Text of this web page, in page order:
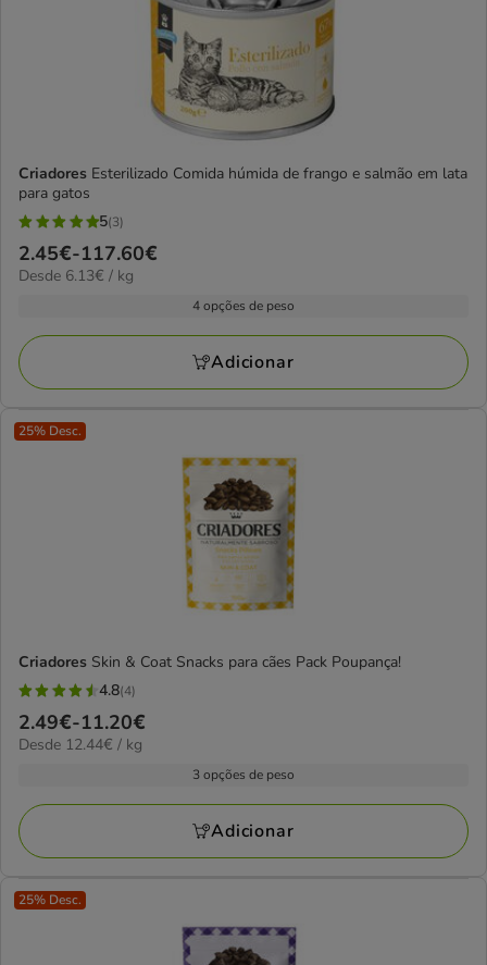
Criadores Esterilizado Comida húmida de frango e salmão em lata
para gatos
5
estrelas
com
avaliações
5(3)
Preço
de
117.60€
2.45€-117.60€
6.13€
Desde 6.13€ / kg
4 opções de peso
Adicionar
25% Desc.
Criadores Skin & Coat Snacks para cães Pack Poupança!
4.8
estrelas
com
avaliações
4.8(4)
Preço
de
11.20€
2.49€-11.20€
12.44€
Desde 12.44€ / kg
3 opções de peso
Adicionar
25% Desc.